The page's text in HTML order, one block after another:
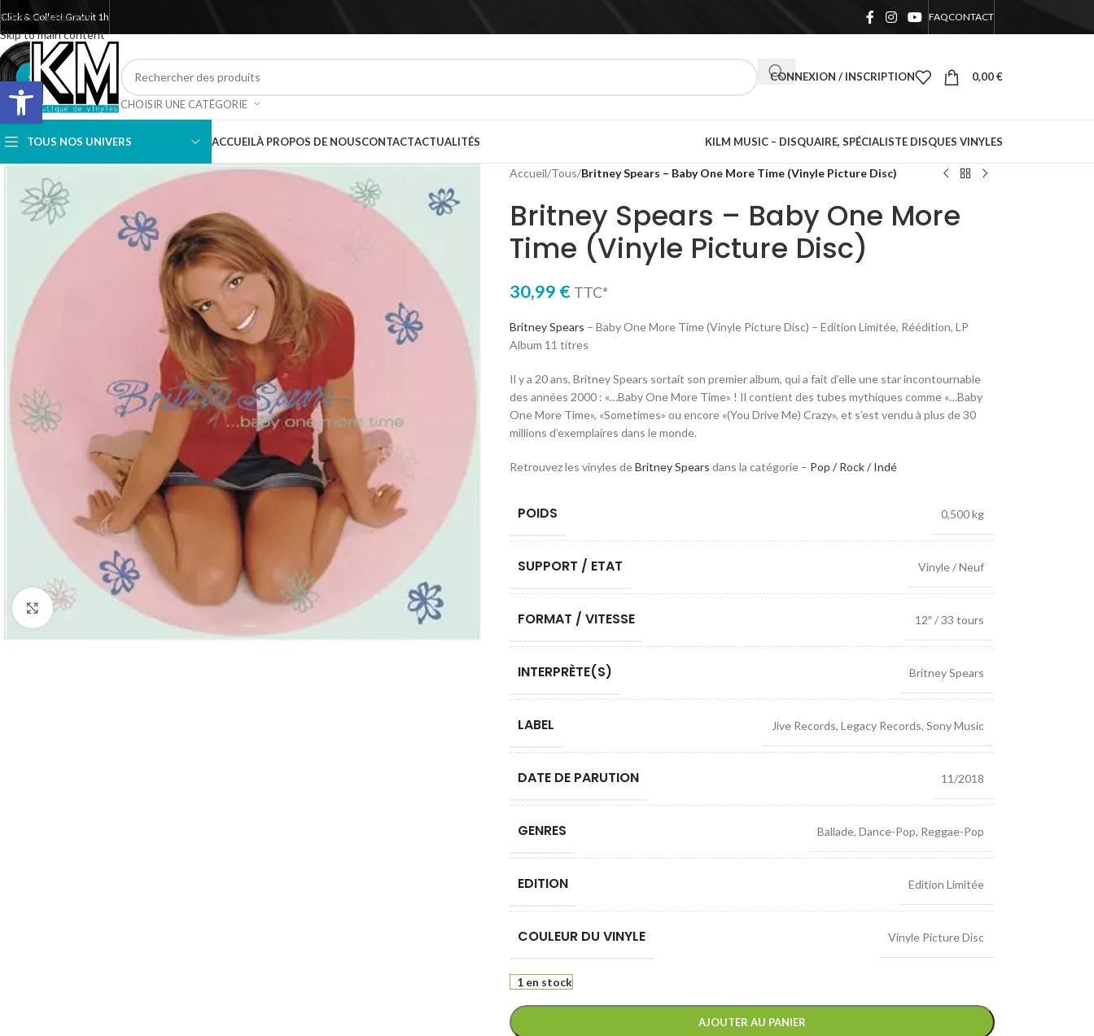
Ouvrir la barre d’outils
Skip to navigation
Skip to main content
Click & Collect Gratuit 1h FAQCONTACT
CHOISIR UNE CATÉGORIE
CONNEXION / INSCRIPTION 0,00€
TOUS NOS UNIVERS ACCUEILÀ PROPOS DE NOUSCONTACTACTUALITÉS KILM MUSIC – DISQUAIRE, SPÉCIALISTE DISQUES VINYLES
Cliquez pour agrandir
Accueil/Tous/Britney Spears – Baby One More Time (Vinyle Picture Disc)
Britney Spears – Baby One More
Time (Vinyle Picture Disc)
30,99 € TTC*
Britney Spears – Baby One More Time (Vinyle Picture Disc) – Edition Limitée, Réédition, LP
Album 11 titres
Il y a 20 ans, Britney Spears sortait son premier album, qui a fait d’elle une star incontournable
des années 2000 : «…Baby One More Time» ! Il contient des tubes mythiques comme «…Baby
One More Time», «Sometimes» ou encore «(You Drive Me) Crazy», et s’est vendu à plus de 30
millions d’exemplaires dans le monde.
Retrouvez les vinyles deBritney Spears dans la catégorie – Pop / Rock / Indé
POIDS 0,500 kg
SUPPORT / ETAT Vinyle / Neuf
FORMAT / VITESSE 12″ / 33 tours
INTERPRÈTE(S) Britney Spears
LABEL Jive Records, Legacy Records, Sony Music
DATE DE PARUTION 11/2018
GENRES Ballade, Dance-Pop, Reggae-Pop
EDITION Edition Limitée
COULEUR DU VINYLE Vinyle Picture Disc
1 en stock
AJOUTER AU PANIER